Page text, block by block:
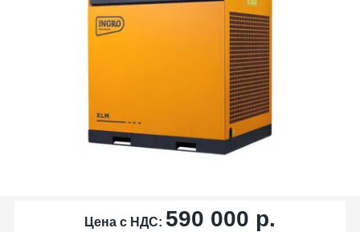
Цена с НДС: 590 000 р.